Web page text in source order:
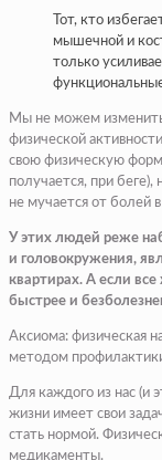
Тот, кто
мышечной и
только
Мы не можем изменить
физической
свою физическую
получается, при беге),
не мучается от болей в
У этих людей реже
и головокружения,
квартирах. А если
быстрее и
Аксиома: физическая
методом
Для каждого из нас (и
жизни имеет свои
стать нормой.
медикаменты.